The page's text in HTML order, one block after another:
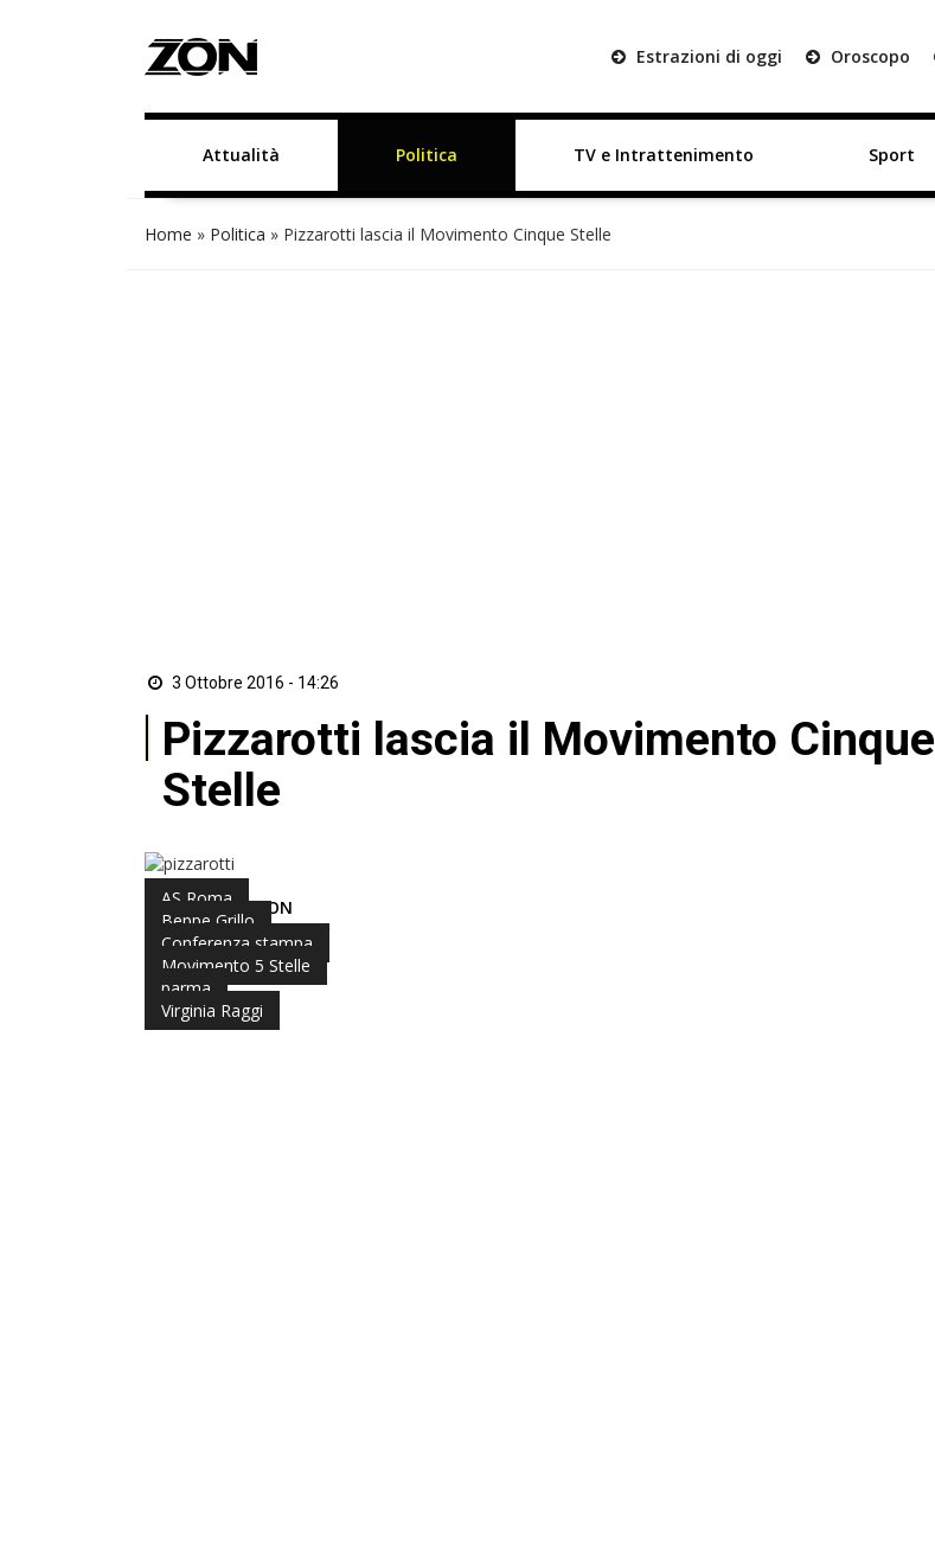
Estrazioni di oggi Oroscopo
Attualità Politica TV e Intrattenimento Sport
Home » Politica » Pizzarotti lascia il Movimento Cinque Stelle
3 Ottobre 2016 - 14:26
Pizzarotti lascia il Movimento Cinque
Stelle
AS Roma
Beppe Grillo
Conferenza stampa
Movimento 5 Stelle
parma
Virginia Raggi
di Redazione ZON